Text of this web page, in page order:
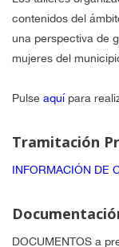
contenidos del
una perspectiva de
mujeres del
Pulse aquípara
Tramitación
INFORMACIÓN DE
DOCUMENTOS a